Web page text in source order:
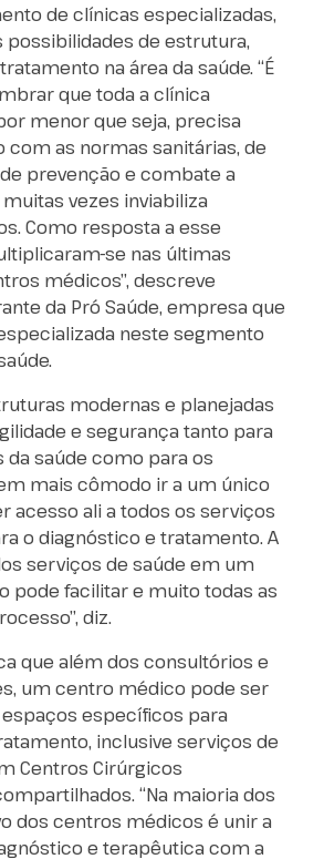
de clínicas especializadas,
possibilidades de estrutura,
na área da saúde. “É
que toda a clínica
menor que seja, precisa
com as normas sanitárias, de
prevenção e combate a
vezes inviabiliza
Como resposta a esse
se nas últimas
médicos”, descreve
da Pró Saúde, empresa que
neste segmento
modernas e planejadas
e segurança tanto para
da saúde como para os
mais cômodo ir a um único
acesso ali a todos os serviços
o diagnóstico e tratamento. A
serviços de saúde em um
pode facilitar e muito todas as
diz.
que além dos consultórios e
um centro médico pode ser
específicos para
inclusive serviços de
Centros Cirúrgicos
“Na maioria dos
dos centros médicos é unir a
e terapêutica com a